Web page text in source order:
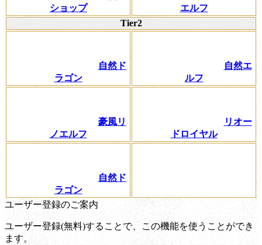
ショップ
エルフ
Tier2
自然ド
ラゴン
自然エ
ルフ
豪風リ
ノエルフ
リオー
ドロイヤル
自然ド
ラゴン
ユーザー登録のご案内
ユーザー登録(無料)することで、この機能を使うことができ
ます。